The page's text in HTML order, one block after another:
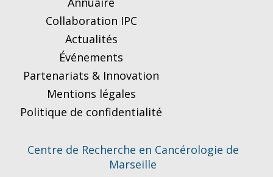
Collaboration IPC
Actualités
Événements
Partenariats & Innovation
Mentions légales
Politique de confidentialité
Centre de Recherche en Cancérologie de
Marseille